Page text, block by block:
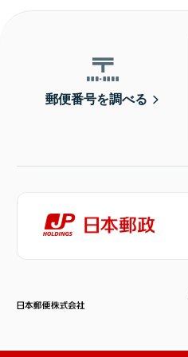
郵便番号を調べる